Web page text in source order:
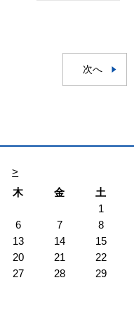
次へ
>
木 金
土
1
6 7
8
13 14
15
20 21
22
27 28
29